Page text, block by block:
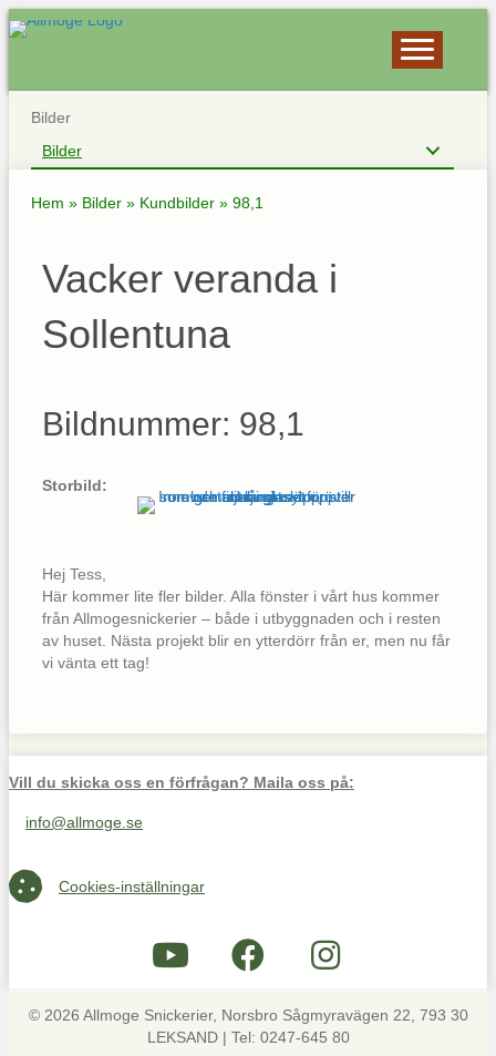
Bilder
Bilder
Hem » Bilder » Kundbilder » 98,1
Vacker veranda i
Sollentuna
Bildnummer: 98,1
Storbild:
Hej Tess,
Här kommer lite fler bilder. Alla fönster i vårt hus kommer
från Allmogesnickerier – både i utbyggnaden och i resten
av huset. Nästa projekt blir en ytterdörr från er, men nu får
vi vänta ett tag!
Vill du skicka oss en förfrågan? Maila oss på:
Maila oss på info@allmoge.se
info@allmoge.se
Cookies-inställningar
Cookies-inställningar
© 2026 Allmoge Snickerier, Norsbro Sågmyravägen 22, 793 30
LEKSAND | Tel: 0247-645 80